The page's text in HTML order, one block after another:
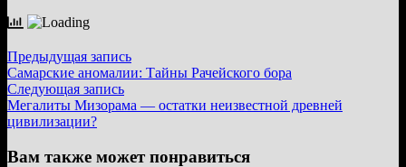
Навигация
по
записям
Предыдущая записьПредыдущая
запись:
Самарские аномалии: Тайны Рачейского бора
Следующая записьСледующая
запись:
Мегалиты Мизорама — остатки неизвестной древней
цивилизации?
Вам также может понравиться